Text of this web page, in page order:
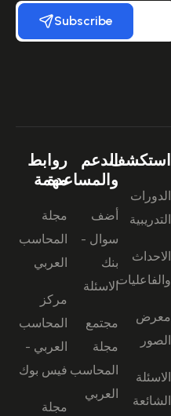
Subscribe
استكشف
الدورات
التدريبية
الاحداث
والفاعليات
معرض
الصور
الاسئلة
الشائعة
الدعم
والمساعدة
أضف
سوال -
بنك
الاسئلة
مجتمع
مجلة
المحاسب
العربي
روابط
مهمة
مجلة
المحاسب
العربي
مركز
المحاسب
العربي -
فيس بوك
مجلة